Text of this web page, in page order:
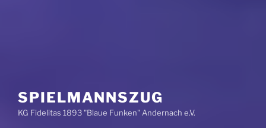
SPIELMANNSZUG
KG Fidelitas 1893 "Blaue Funken" Andernach e.V.